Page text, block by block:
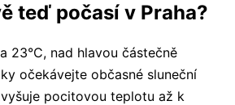
teď počasí v Praha?
23°C, nad hlavou částečně
očekávejte občasné sluneční
pocitovou teplotu až k